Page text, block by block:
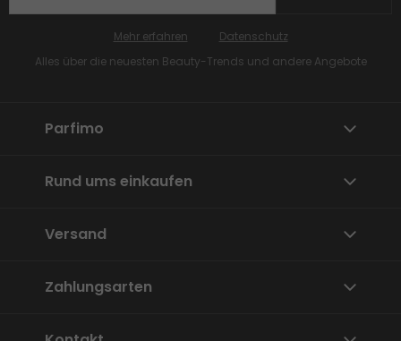
Alles über die neuesten Beauty-Trends und andere Angebote
Mehr erfahren Datenschutz
Parfimo
Rund ums einkaufen
Versand
Zahlungsarten